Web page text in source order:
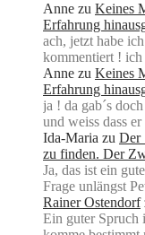
Anne zu Keines
Erfahrung
ach, jetzt habe
kommentiert !
Anne zu Keines
Erfahrung
ja ! da gab´s
und weiss dass
Ida-Maria zu Der
zu finden. Der
Ja, das ist ein
Frage unlängst
Rainer Ostendorf
Ein guter Spruch